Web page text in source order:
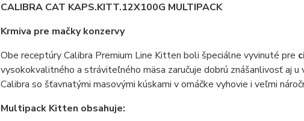
CALIBRA CAT KAPS.KITT.12X100G MULTIPACK
Krmiva pre mačky konzervy
Obe receptúry Calibra Premium Line Kitten boli špeciálne vyvinuté pre
vysokokvalitného a stráviteľného mäsa zaručuje dobrú znášanlivosť aj
Calibra so šťavnatými masovými kúskami v omáčke vyhovie i veľmi
Multipack Kitten obsahuje: